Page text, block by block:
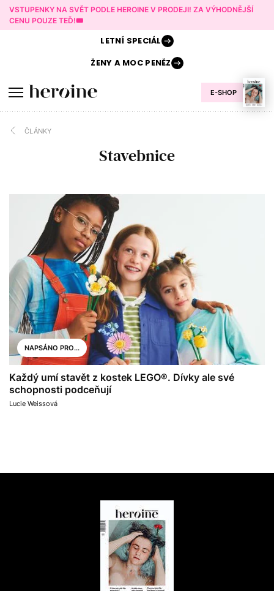
VSTUPENKY NA SVĚT PODLE HEROINE V PRODEJI! ZA VÝHODNĚJŠÍ
CENU POUZE TEĎ!🎟️
E-SHOP
LETNÍ SPECIÁL
ŽENY AMOC PENĚZ
ČLÁNKY
Stavebnice
NAPSÁNO PRO...
Každý umí stavět z kostek LEGO®. Dívky ale své
schopnosti podceňují
Lucie Weissová